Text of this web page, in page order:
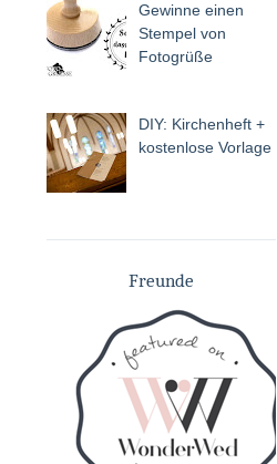
Gewinne einen
Stempel von
Fotogrüße
DIY: Kirchenheft +
kostenlose Vorlage
Freunde